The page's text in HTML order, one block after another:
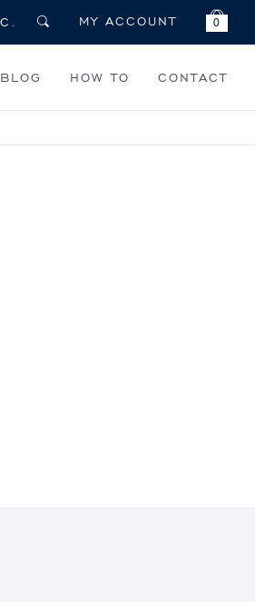
MY ACCOUNT 0
BLOG HOW TO CONTACT